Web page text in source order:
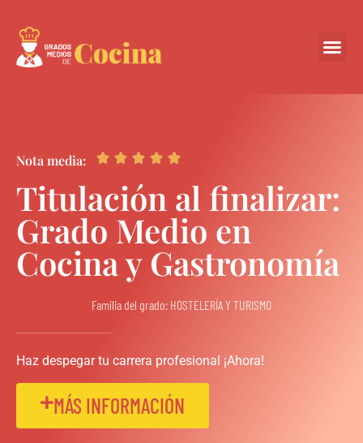
Nota media:     
Titulación al finalizar:
Grado Medio en
Cocina y Gastronomía
Familia del grado: HOSTELERÍA Y TURISMO
Haz despegar tu carrera profesional ¡Ahora!
MÁS INFORMACIÓN